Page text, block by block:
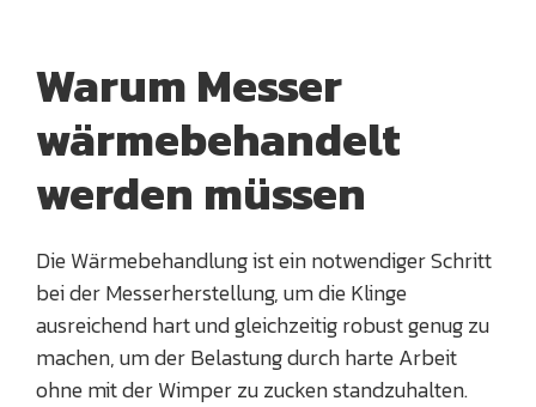
Warum Messer
wärmebehandelt
werden müssen
Die Wärmebehandlung ist ein notwendiger Schritt
bei der Messerherstellung, um die Klinge
ausreichend hart und gleichzeitig robust genug zu
machen, um der Belastung durch harte Arbeit
ohne mit der Wimper zu zucken standzuhalten.